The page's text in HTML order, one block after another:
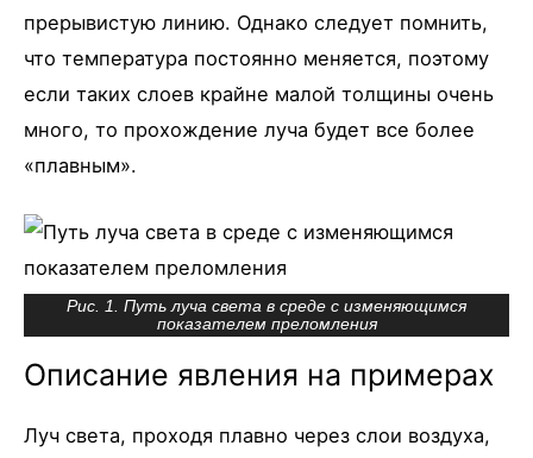
прерывистую линию. Однако следует помнить,
что температура постоянно меняется, поэтому
если таких слоев крайне малой толщины очень
много, то прохождение луча будет все более
«плавным».
Рис. 1. Путь луча света в среде с изменяющимся
показателем преломления
Описание явления на примерах
Луч света, проходя плавно через слои воздуха,